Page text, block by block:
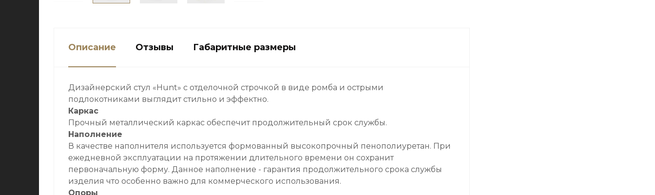
Описание Отзывы Габаритные размеры
Дизайнерский стул «Hunt» c отделочной строчкой в виде ромба и острыми
подлокотниками выглядит стильно и эффектно.
Каркас
Прочный металлический каркас обеспечит продолжительный срок службы.
Наполнение
В качестве наполнителя используется формованный высокопрочный пенополиуретан. При
ежедневной эксплуатации на протяжении длительного времени он сохранит
первоначальную форму. Данное наполнение - гарантия продолжительного срока службы
изделия что особенно важно для коммерческого использования.
Опоры